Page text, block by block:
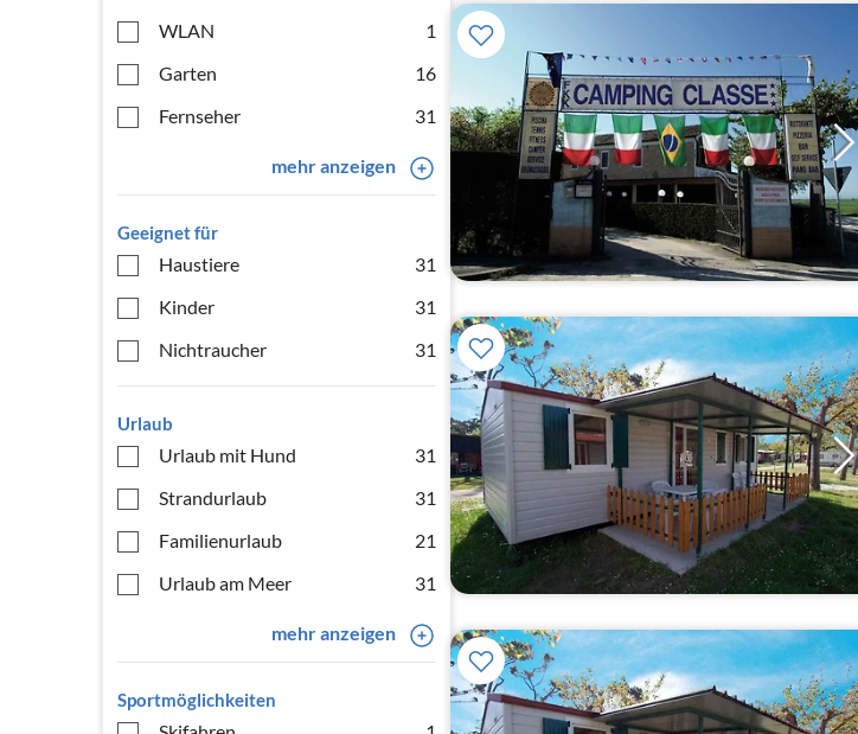
WLAN
1
Garten
16
Fernseher
31
mehr anzeigen
Geeignet für
Haustiere
31
Kinder
31
Nichtraucher
31
Urlaub
Urlaub mit Hund
31
Strandurlaub
31
Familienurlaub
21
Urlaub am Meer
31
mehr anzeigen
Sportmöglichkeiten